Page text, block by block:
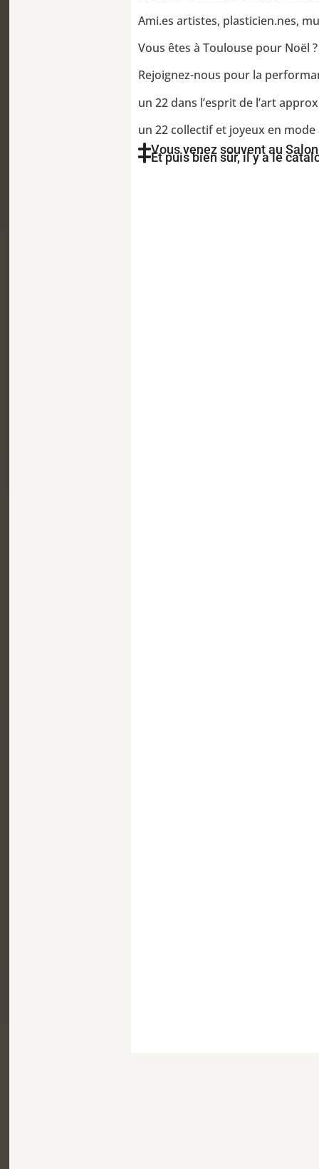
Ami.es artistes, plasticien.nes,
Vous êtes à Toulouse pour Noël ?
Rejoignez-nous pour la
un 22 dans l’esprit de l’art
un 22 collectif et joyeux en
Vous venez souvent au
Et puis bien sûr, il y a le